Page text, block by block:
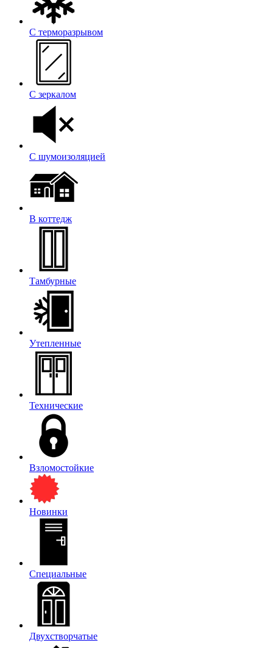
С терморазрывом
С зеркалом
С шумоизоляцией
В коттедж
Тамбурные
Утепленные
Технические
Взломостойкие
Новинки
Специальные
Двухстворчатые